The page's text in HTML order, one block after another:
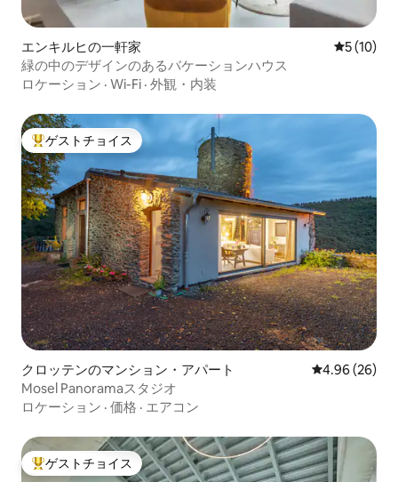
エンキルヒの一軒家 レビュー
5 (10)
緑の中のデザインのあるバケーションハウス
ロケーション · Wi-Fi · 外観・内装
大好評のゲストチョイスです。
ゲストチョイス
クロッテンのマンション・アパート レビュー26
4.96 (26)
Mosel Panoramaスタジオ
ロケーション · 価格 · エアコン
大好評のゲストチョイスです。
ゲストチョイス